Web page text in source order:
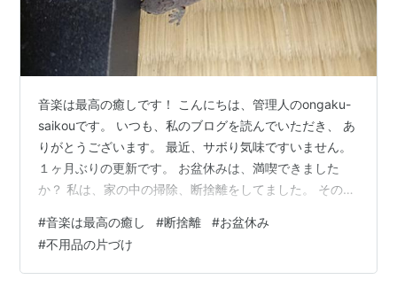
音楽は最高の癒しです！ こんにちは、管理人のongaku-
saikouです。 いつも、私のブログを読んでいただき、 あ
りがとうございます。 最近、サボり気味ですいません。
１ヶ月ぶりの更新です。 お盆休みは、満喫できました
か？ 私は、家の中の掃除、断捨離をしてました。 その掃
したときに、いつもと違う音が、、、 その時に、何かが
送風口から出てきました。 何だと思い、びっくりしてい
たら、、、 ヤモリの子供が出てきたんです。 音の原因は
#音楽は最高の癒し #断捨離 #お盆休み
#不用品の片づけ